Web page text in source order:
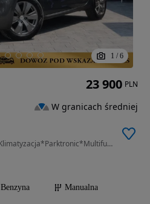
1 / 6
1199 cm3 • 82 KM • 1.2 82kM *Klimatyzacja*Parktronic*Multifunkcja*Tempomat*ABS*ESP
Benzyna
Manualna
23 900 PLN
W granicach średniej